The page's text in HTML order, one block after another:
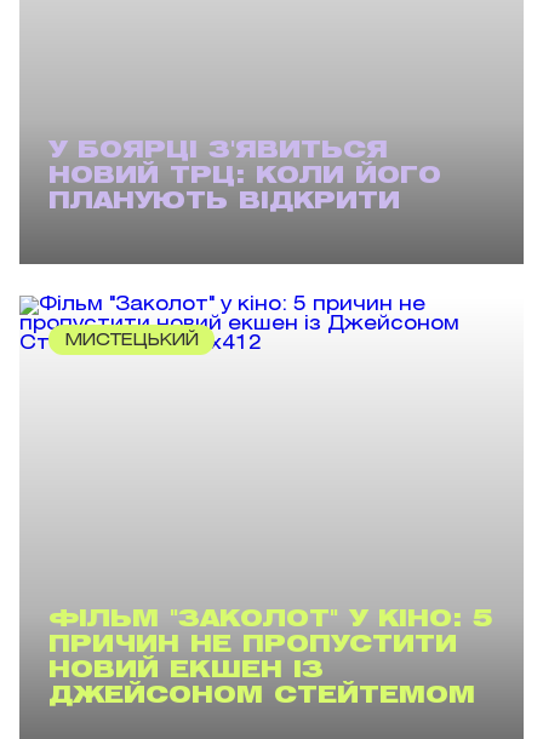
У БОЯРЦІ З'ЯВИТЬСЯ
НОВИЙ ТРЦ: КОЛИ ЙОГО
ПЛАНУЮТЬ ВІДКРИТИ
МИСТЕЦЬКИЙ
ФІЛЬМ "ЗАКОЛОТ" У КІНО: 5
ПРИЧИН НЕ ПРОПУСТИТИ
НОВИЙ ЕКШЕН ІЗ
ДЖЕЙСОНОМ СТЕЙТЕМОМ